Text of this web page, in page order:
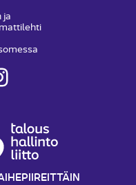
ja